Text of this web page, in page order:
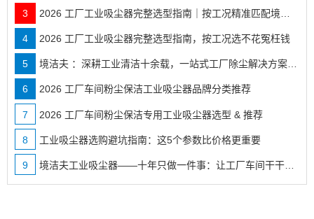
3 2026 工厂工业吸尘器完整选型指南｜按工况精准匹配境洁夫全系机型
4 2026 工厂工业吸尘器完整选型指南，按工况选不花冤枉钱
5 境洁夫 ：深耕工业清洁十余载，一站式工厂除尘解决方案服务商
6 2026 工厂车间粉尘保洁工业吸尘器品牌分类推荐
7 2026 工厂车间粉尘保洁专用工业吸尘器选型 & 推荐
8 工业吸尘器选购避坑指南：这5个参数比价格更重要
9 境洁夫工业吸尘器——十年只做一件事：让工厂车间干干净净